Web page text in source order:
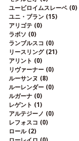
ユービロイムスレーベ (0)
ユニ・ブラン (15)
アリゴテ (0)
ラボソ (0)
ランブルスコ (0)
リースリング (21)
アリント (0)
リヴァーナー (0)
ルーサンヌ (8)
ルーレンダー (0)
ルガーナ (0)
レゲント (1)
アルテジーノ (0)
レフォスコ (0)
ロール (2)